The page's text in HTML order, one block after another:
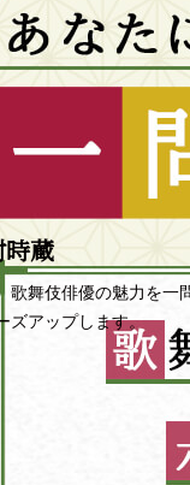
蔵
歌舞伎俳優の魅力を一
ズアップします。